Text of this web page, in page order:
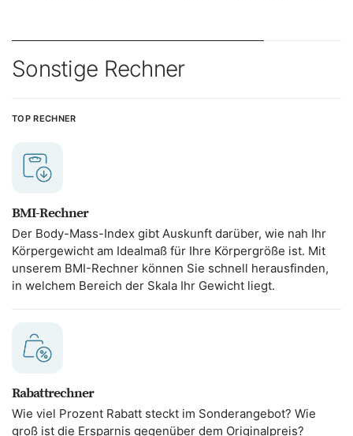
Sonstige Rechner
TOP RECHNER
BMI-Rechner
Der Body-Mass-Index gibt Auskunft darüber, wie nah Ihr
Körpergewicht am Idealmaß für Ihre Körpergröße ist. Mit
unserem BMI-Rechner können Sie schnell herausfinden,
in welchem Bereich der Skala Ihr Gewicht liegt.
Rabattrechner
Wie viel Prozent Rabatt steckt im Sonderangebot? Wie
groß ist die Ersparnis gegenüber dem Originalpreis?